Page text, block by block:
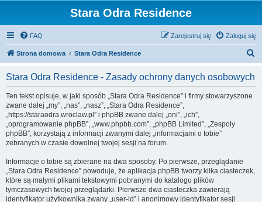
Stara Odra Residence
FAQ Zaloguj się
Zarejestruj się
Strona domowa Stara Odra Residence
Stara Odra Residence - Zasady ochrony danych osobowych
Ten tekst opisuje, w jaki sposób „Stara Odra Residence” i firmy stowarzyszone
zwane dalej „my”, „nas”, „nasz”, „Stara Odra Residence”,
„https://staraodra.wroclaw.pl” i phpBB zwane dalej „oni”, „ich”,
„oprogramowanie phpBB”, „www.phpbb.com”, „phpBB Limited”, „Zespoły
phpBB”, korzystają z informacji zwanymi dalej „informacjami o tobie”
zebranych w czasie dowolnej twojej sesji na forum.
Informacje o tobie są zbierane na dwa sposoby. Po pierwsze, przeglądanie
„Stara Odra Residence” powoduje, że aplikacja phpBB tworzy kilka ciasteczek,
które są małymi plikami tekstowymi pobranymi do katalogu plików
tymczasowych twojej przeglądarki. Pierwsze dwa ciasteczka zawierają
identyfikator użytkownika zwany „user-id” i anonimowy identyfikator sesji